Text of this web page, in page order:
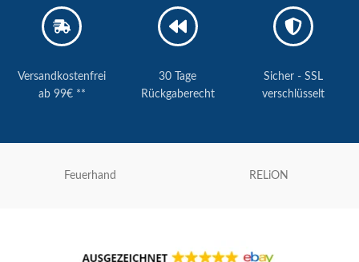
Versandkostenfrei
ab 99€ **
30 Tage
Rückgaberecht
Sicher - SSL
verschlüsselt
Feuerhand RELiON